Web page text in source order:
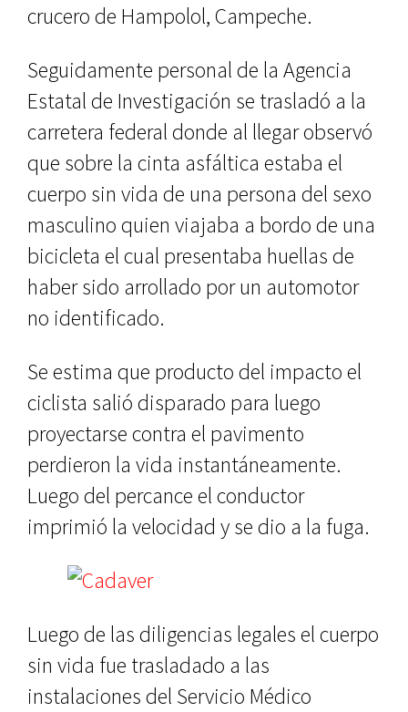
crucero de Hampolol, Campeche.
Seguidamente personal de la Agencia
Estatal de Investigación se trasladó a la
carretera federal donde al llegar observó
que sobre la cinta asfáltica estaba el
cuerpo sin vida de una persona del sexo
masculino quien viajaba a bordo de una
bicicleta el cual presentaba huellas de
haber sido arrollado por un automotor
no identificado.
Se estima que producto del impacto el
ciclista salió disparado para luego
proyectarse contra el pavimento
perdieron la vida instantáneamente.
Luego del percance el conductor
imprimió la velocidad y se dio a la fuga.
Luego de las diligencias legales el cuerpo
sin vida fue trasladado a las
instalaciones del Servicio Médico